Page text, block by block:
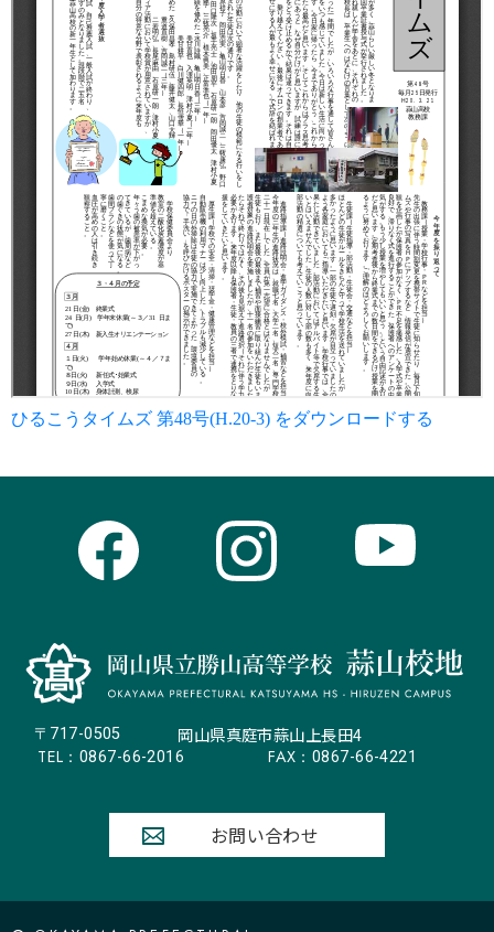
ひるこうタイムズ 第48号(H.20-3) をダウンロードする
〒717-0505 岡山県真庭市蒜山上長田4
TEL： 0867-66-2016 FAX： 0867-66-4221
お問い合わせ